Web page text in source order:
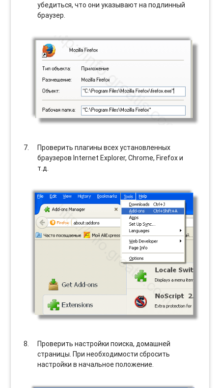
убедиться, что они указывают на подлинный
браузер.
Проверить плагины всех установленных
браузеров Internet Explorer, Chrome, Firefox и
т.д.
Проверить настройки поиска, домашней
страницы. При необходимости сбросить
настройки в начальное положение.